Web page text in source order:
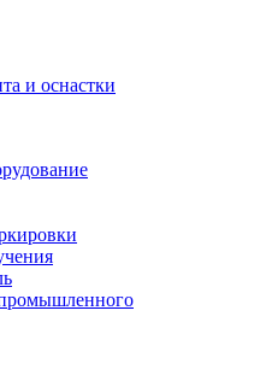
и оснастки